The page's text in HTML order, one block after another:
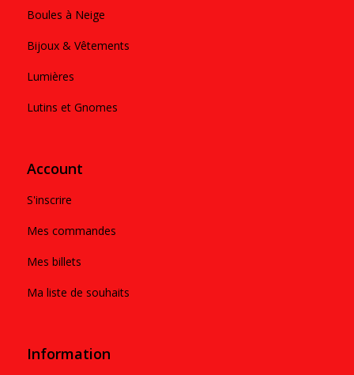
Boules à Neige
Bijoux & Vêtements
Lumières
Lutins et Gnomes
Account
S'inscrire
Mes commandes
Mes billets
Ma liste de souhaits
Information